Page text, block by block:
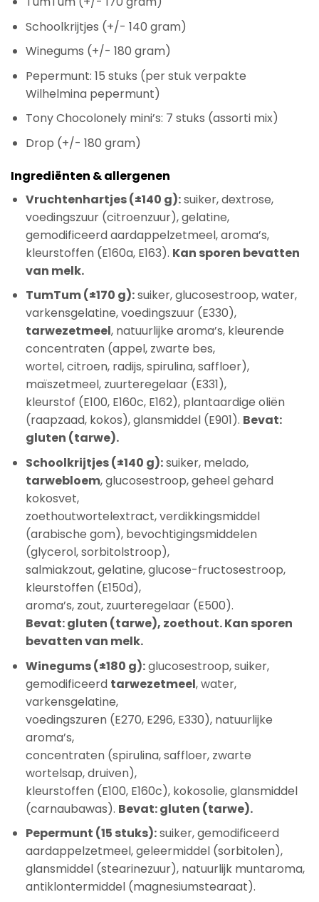
Schoolkrijtjes (+/- 140 gram)
Winegums (+/- 180 gram)
Pepermunt: 15 stuks (per stuk verpakte
Wilhelmina pepermunt)
Tony Chocolonely mini’s: 7 stuks (assorti mix)
Drop (+/- 180 gram)
Ingrediënten & allergenen
Vruchtenhartjes (±140 g):suiker, dextrose,
voedingszuur (citroenzuur), gelatine,
gemodificeerd aardappelzetmeel, aroma’s,
kleurstoffen (E160a, E163). Kan sporen bevatten
van melk.
TumTum (±170 g):suiker, glucosestroop, water,
varkensgelatine, voedingszuur (E330),
tarwezetmeel, natuurlijke aroma’s, kleurende
concentraten (appel, zwarte bes,
wortel, citroen, radijs, spirulina, saffloer),
maïszetmeel, zuurteregelaar (E331),
kleurstof (E100, E160c, E162), plantaardige oliën
(raapzaad, kokos), glansmiddel (E901). Bevat:
gluten (tarwe).
Schoolkrijtjes (±140 g):suiker, melado,
tarwebloem, glucosestroop, geheel gehard
kokosvet,
zoethoutwortelextract, verdikkingsmiddel
(arabische gom), bevochtigingsmiddelen
(glycerol, sorbitolstroop),
salmiakzout, gelatine, glucose-fructosestroop,
kleurstoffen (E150d),
aroma’s, zout, zuurteregelaar (E500).
Bevat: gluten (tarwe), zoethout. Kan sporen
bevatten van melk.
Winegums (±180 g):glucosestroop, suiker,
gemodificeerd tarwezetmeel, water,
varkensgelatine,
voedingszuren (E270, E296, E330), natuurlijke
aroma’s,
concentraten (spirulina, saffloer, zwarte
wortelsap, druiven),
kleurstoffen (E100, E160c), kokosolie, glansmiddel
(carnaubawas). Bevat: gluten (tarwe).
Pepermunt (15 stuks):suiker, gemodificeerd
aardappelzetmeel, geleermiddel (sorbitolen),
glansmiddel (stearinezuur), natuurlijk muntaroma,
antiklontermiddel (magnesiumstearaat).